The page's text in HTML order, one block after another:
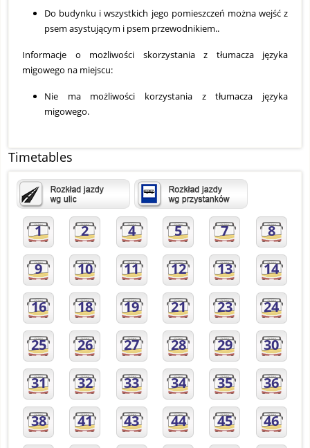
Do budynku i wszystkich jego pomieszczeń można wejść z
psem asystującym i psem przewodnikiem..
Informacje o możliwości skorzystania z tłumacza języka
migowego na miejscu:
Nie ma możliwości korzystania z tłumacza języka
migowego.
Timetables
1 2 4 5 7 8
9 10 11 12 13 14
16 18 19 21 23 24
25 26 27 28 29 30
31 32 33 34 35 36
38 41 43 44 45 46